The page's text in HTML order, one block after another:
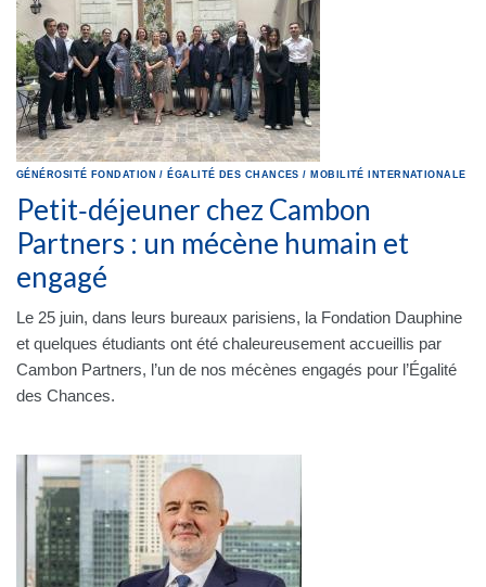
GÉNÉROSITÉ FONDATION / ÉGALITÉ DES CHANCES / MOBILITÉ INTERNATIONALE
Petit‑déjeuner chez Cambon
Partners : un mécène humain et
engagé
Le 25 juin, dans leurs bureaux parisiens, la Fondation Dauphine
et quelques étudiants ont été chaleureusement accueillis par
Cambon Partners, l’un de nos mécènes engagés pour l’Égalité
des Chances.